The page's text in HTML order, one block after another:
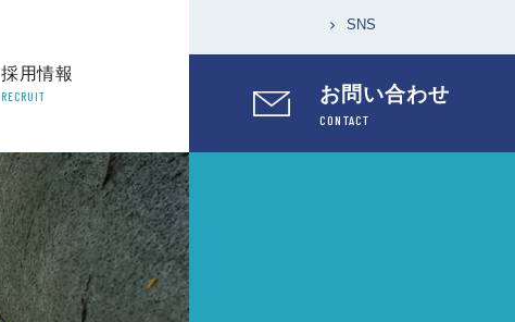
採用情報
RECRUIT
SNS
お問い合わせ
CONTACT